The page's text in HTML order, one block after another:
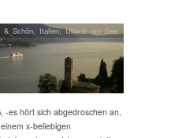
& Schön Italien,Urlaub am See
-es hört sich abgedroschen an,
x-beliebigen